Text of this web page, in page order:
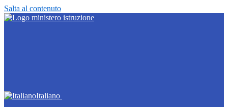
Salta al contenuto
Italiano